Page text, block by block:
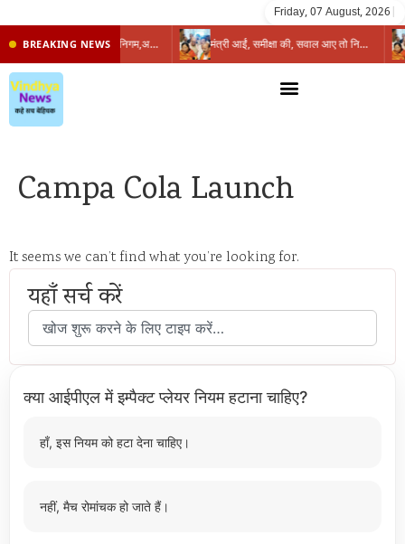
Friday, 07 August, 2026
BREAKING NEWS प्रभारी मंत्री के निशाने पर नगर निगम,अफसरों को 10 दिन का अल्टीमेटम,नहीं होगी कार्रवाई, महापौर-आयुक्त के बीच सौहार्दहीनता पर मंत्री ने उठाए सवाल मंत्री आईं, समीक्षा की, सवाल आए तो निकल गईं – खाली जयंत चौंकीं पर नहीं दिया जवाब
Campa Cola Launch
It seems we can’t find what you’re looking for.
यहाँ सर्च करें
क्या आईपीएल में इम्पैक्ट प्लेयर नियम हटाना चाहिए?
हाँ, इस नियम को हटा देना चाहिए।
नहीं, मैच रोमांचक हो जाते हैं।